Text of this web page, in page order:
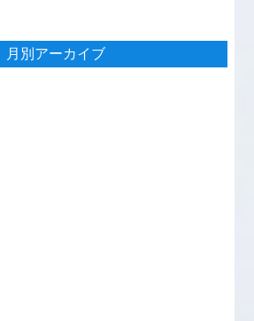
月別アーカイブ